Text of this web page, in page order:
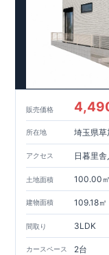
西田啓子内科
(徒歩 12分)
東栄住宅の「ブルー
国の定めた厳しい
最長60年間の「ア
体制もお任せくださ
「自社一貫体制」だ
(↑各赤枠クリック
お気軽にお問い合わ
☆☆☆093-562-
販売価格
所在地 埼玉県
アクセス 日暮里
土地面積 100.00㎡
建物面積 109.18㎡
間取り 3LDK
カースペース 2台